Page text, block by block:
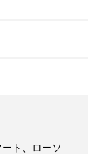
ト、ローソ